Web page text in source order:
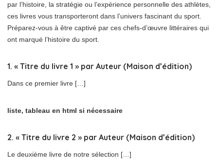
par l’histoire, la stratégie ou l’expérience personnelle des athlètes,
ces livres vous transporteront dans l’univers fascinant du sport.
Préparez-vous à être captivé par ces chefs-d’œuvre littéraires qui
ont marqué l’histoire du sport.
1. « Titre du livre 1 » par Auteur (Maison d’édition)
Dans ce premier livre […]
liste, tableau en html si nécessaire
2. « Titre du livre 2 » par Auteur (Maison d’édition)
Le deuxième livre de notre sélection […]